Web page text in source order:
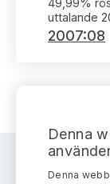
49,99%
uttalande
2007:08
Denna
Denna